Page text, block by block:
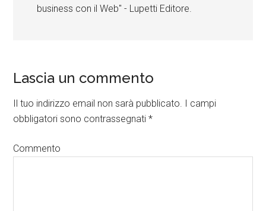
business con il Web" - Lupetti Editore.
Lascia un commento
Il tuo indirizzo email non sarà pubblicato. I campi
obbligatori sono contrassegnati*
Commento